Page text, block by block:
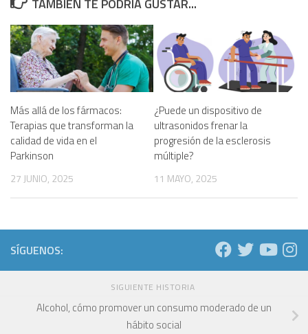
TAMBIÉN TE PODRÍA GUSTAR...
Más allá de los fármacos:
Terapias que transforman la
calidad de vida en el
Parkinson
27 JUNIO, 2025
¿Puede un dispositivo de
ultrasonidos frenar la
progresión de la esclerosis
múltiple?
11 MAYO, 2025
SÍGUENOS:
SIGUIENTE HISTORIA
Alcohol, cómo promover un consumo moderado de un
hábito social